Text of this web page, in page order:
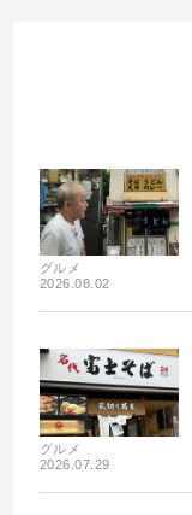
グルメ
2026.08.02
グルメ
2026.07.29